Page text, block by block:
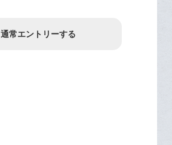
通常エントリーする